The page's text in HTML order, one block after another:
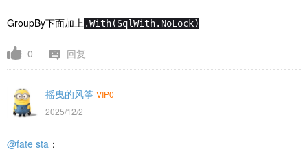
GroupBy下面加上.With(SqlWith.NoLock)
0 回复
摇曳的风筝 VIP0
2025/12/2
@fate sta ：